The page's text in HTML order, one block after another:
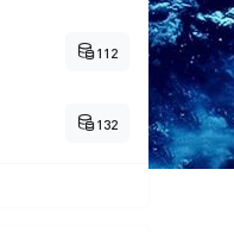
112
132